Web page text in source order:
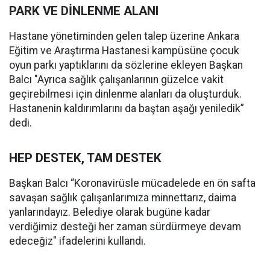
PARK VE DİNLENME ALANI
Hastane yönetiminden gelen talep üzerine Ankara
Eğitim ve Araştırma Hastanesi kampüsüne çocuk
oyun parkı yaptıklarını da sözlerine ekleyen Başkan
Balcı "Ayrıca sağlık çalışanlarının güzelce vakit
geçirebilmesi için dinlenme alanları da oluşturduk.
Hastanenin kaldırımlarını da baştan aşağı yeniledik”
dedi.
HEP DESTEK, TAM DESTEK
Başkan Balcı “Koronavirüsle mücadelede en ön safta
savaşan sağlık çalışanlarımıza minnettarız, daima
yanlarındayız. Belediye olarak bugüne kadar
verdiğimiz desteği her zaman sürdürmeye devam
edeceğiz" ifadelerini kullandı.